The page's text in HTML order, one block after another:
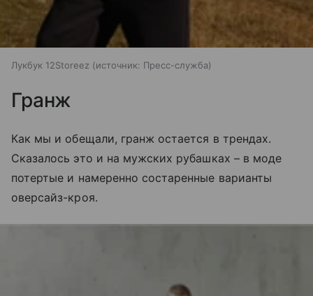
Лукбук 12Storeez источник: Пресс-служба
Гранж
Как мы и обещали, гранж остается в трендах.
Сказалось это и на мужских рубашках – в моде
потертые и намеренно состаренные варианты
оверсайз-кроя.